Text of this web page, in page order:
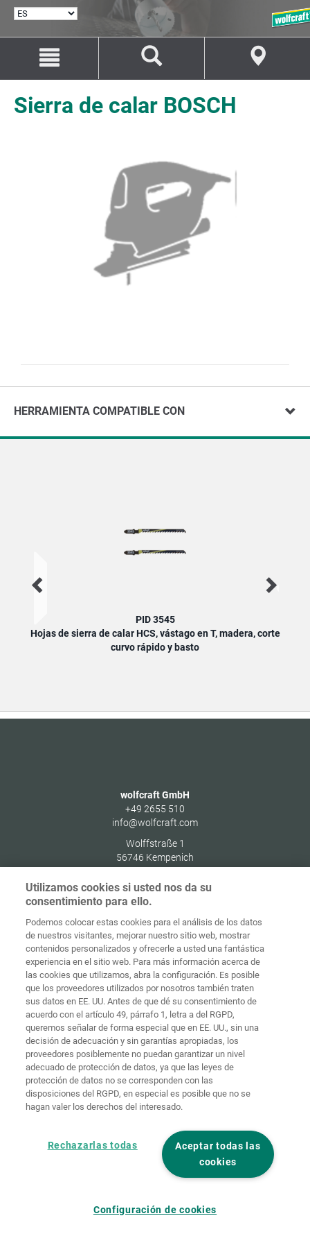
SELECCIONAR
contenido
la
navegación
Sierra de calar BOSCH
HERRAMIENTA COMPATIBLE CON
PID 3545
Hojas de sierra de calar HCS, vástago en T, madera, corte
curvo rápido y basto
wolfcraft GmbH
+49 2655 510
info@wolfcraft.com
Wolffstraße 1
56746 Kempenich
Inicio Contacto Aviso legal
Protección de
datos
Términos y
condiciones
generales
Políticas de
cookies Iniciar sesión
Declaración
accesibilidad
Ajustes de cookies
Utilizamos cookies si usted nos da su
consentimiento para ello.
Podemos colocar estas cookies para el análisis de los datos
de nuestros visitantes, mejorar nuestro sitio web, mostrar
contenidos personalizados y ofrecerle a usted una fantástica
experiencia en el sitio web. Para más información acerca de
las cookies que utilizamos, abra la configuración. Es posible
que los proveedores utilizados por nosotros también traten
sus datos en EE. UU. Antes de que dé su consentimiento de
acuerdo con el artículo 49, párrafo 1, letra a del RGPD,
queremos señalar de forma especial que en EE. UU., sin una
decisión de adecuación y sin garantías apropiadas, los
proveedores posiblemente no puedan garantizar un nivel
adecuado de protección de datos, ya que las leyes de
protección de datos no se corresponden con las
disposiciones del RGPD, en especial es posible que no se
hagan valer los derechos del interesado.
Aceptar todas las
cookies
Rechazarlas todas
Configuración de cookies